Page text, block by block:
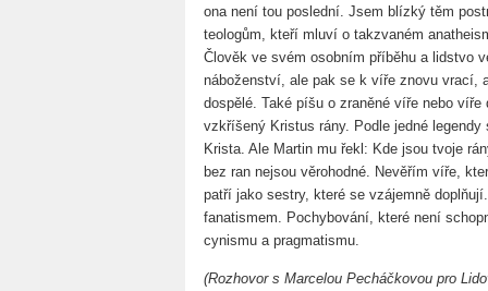
ona není tou poslední. Jsem blízký těm
teologům, kteří mluví o takzvaném
Člověk ve svém osobním příběhu a lidstvo
náboženství, ale pak se k víře znovu vrací,
dospělé. Také píšu o zraněné víře nebo
vzkříšený Kristus rány. Podle jedné
Krista. Ale Martin mu řekl: Kde jsou tvoje
bez ran nejsou věrohodné. Nevěřím víře,
patří jako sestry, které se vzájemně
fanatismem. Pochybování, které není
cynismu a pragmatismu.
(Rozhovor s Marcelou Pecháčkovou pro